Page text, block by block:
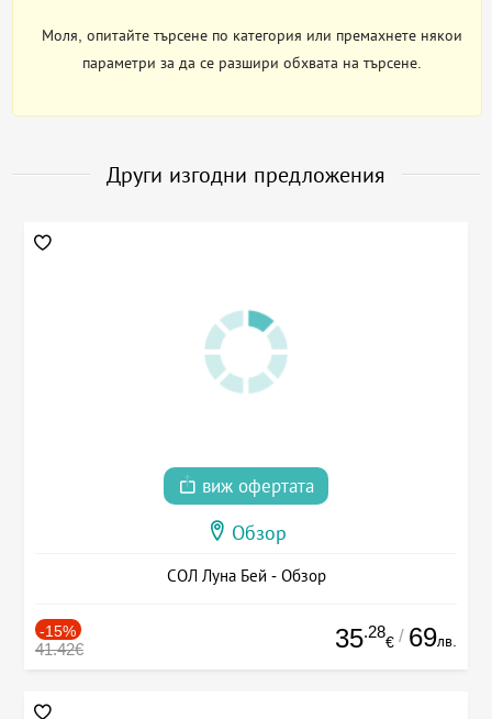
Моля, опитайте търсене по категория или премахнете някои
параметри за да се разшири обхвата на търсене.
Други изгодни предложения
виж офертата
Обзор
СОЛ Луна Бей - Обзор
-15%
41.42€ 35.28
€ / 69лв.